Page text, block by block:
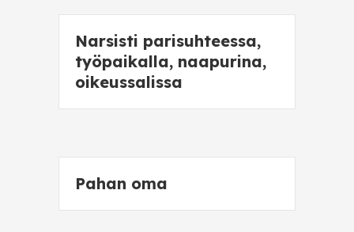
Narsisti parisuhteessa,
työpaikalla, naapurina,
oikeussalissa
Pahan oma